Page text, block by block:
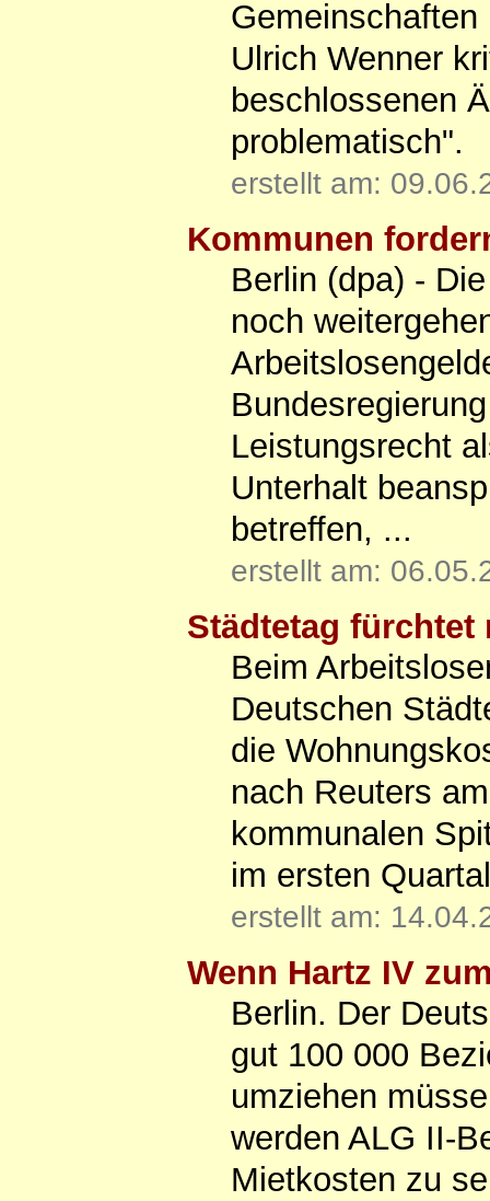
Ulrich Wenner
beschlossenen
problematisch".
erstellt am:
Kommunen
Berlin (dpa) -
noch
Leistungsrecht
Unterhalt
betreffen, ...
erstellt am:
Städtetag fürchtet
Beim
Deutschen
die
nach Reuters
kommunalen
im ersten
erstellt am:
Wenn Hartz IV
Berlin. Der
gut 100 000
umziehen
werden ALG II-
Mietkosten zu